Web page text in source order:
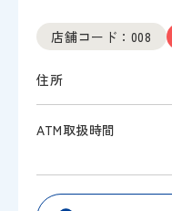
店舗コード：008
住所
ATM取扱時間